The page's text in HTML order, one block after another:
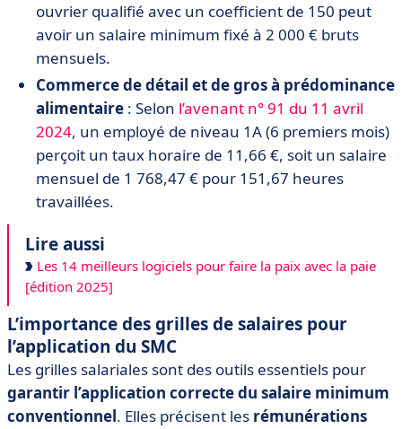
ouvrier qualifié avec un coefficient de 150 peut
avoir un salaire minimum fixé à 2 000 € bruts
mensuels.
Commerce de détail et de gros à prédominance
alimentaire : Selon l’avenant n° 91 du 11 avril
2024, un employé de niveau 1A (6 premiers mois)
perçoit un taux horaire de 11,66 €, soit un salaire
mensuel de 1 768,47 € pour 151,67 heures
travaillées.
Lire aussi
Les 14 meilleurs logiciels pour faire la paix avec la paie
[édition 2025]
L’importance des grilles de salaires pour
l’application du SMC
Les grilles salariales sont des outils essentiels pour
garantir l’application correcte du salaire minimum
conventionnel. Elles précisent les rémunérations